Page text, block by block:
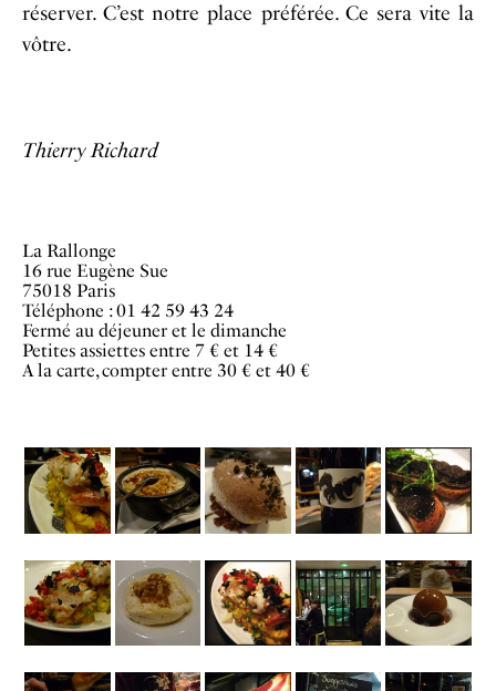
réserver. C’est notre place préférée. Ce sera vite la
vôtre.
Thierry Richard
La Rallonge
16 rue Eugène Sue
75018 Paris
Téléphone : 01 42 59 43 24
Fermé au déjeuner et le dimanche
Petites assiettes entre 7 € et 14 €
A la carte, compter entre 30 € et 40 €